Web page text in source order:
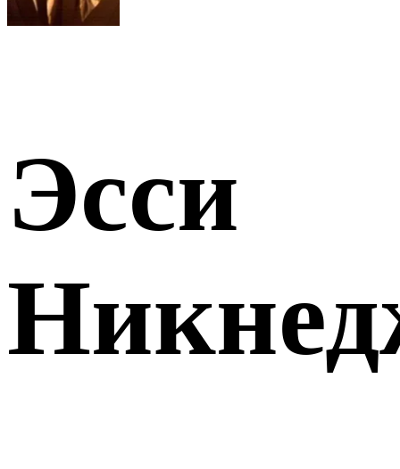
Эсси